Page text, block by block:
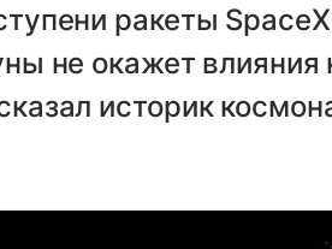
ракеты
не окажет влияния
историк